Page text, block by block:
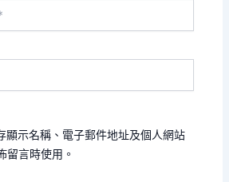
顯示名稱、電子郵件地址及個人網站
留言時使用。